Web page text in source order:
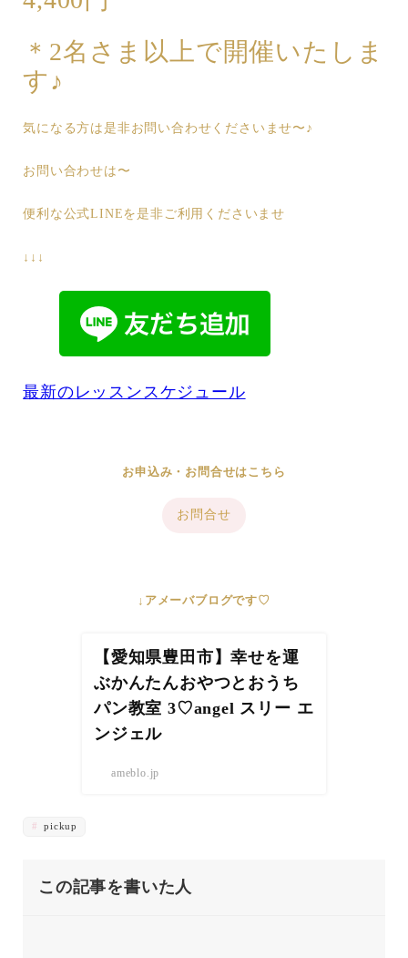
＊2名さま以上で開催いたしま
す♪
気になる方は是非お問い合わせくださいませ〜♪
お問い合わせは〜
便利な公式LINEを是非ご利用くださいませ
↓↓↓
最新のレッスンスケジュール
お申込み・お問合せはこちら
お問合せ
↓アメーバブログです♡
【愛知県豊田市】幸せを運
ぶかんたんおやつとおうち
パン教室 3♡angel スリー エ
ンジェル
ameblo.jp
pickup
この記事を書いた人